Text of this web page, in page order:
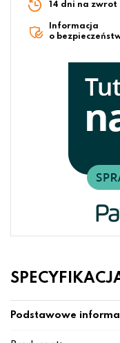
14 dni na zwrot
Informacja
o
Podstawowe